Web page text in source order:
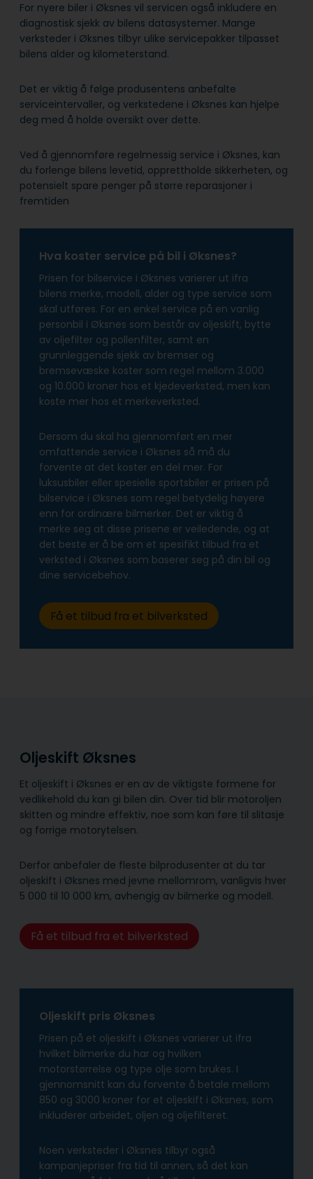
For nyere biler i Øksnes vil servicen også inkludere en
diagnostisk sjekk av bilens datasystemer. Mange
verksteder i Øksnes tilbyr ulike servicepakker tilpasset
bilens alder og kilometerstand.
Det er viktig å følge produsentens anbefalte
serviceintervaller, og verkstedene i Øksnes kan hjelpe
deg med å holde oversikt over dette.
Ved å gjennomføre regelmessig service i Øksnes, kan
du forlenge bilens levetid, opprettholde sikkerheten, og
potensielt spare penger på større reparasjoner i
fremtiden
Hva koster service på bil i Øksnes?
Prisen for bilservice i Øksnes varierer ut ifra
bilens merke, modell, alder og type service som
skal utføres. For en enkel service på en vanlig
personbil i Øksnes som består av oljeskift, bytte
av oljefilter og pollenfilter, samt en
grunnleggende sjekk av bremser og
bremsevæske koster som regel mellom 3.000
og 10.000 kroner hos et kjedeverksted, men kan
koste mer hos et merkeverksted.
Dersom du skal ha gjennomført en mer
omfattende service i Øksnes så må du
forvente at det koster en del mer. For
luksusbiler eller spesielle sportsbiler er prisen på
bilservice i Øksnes som regel betydelig høyere
enn for ordinære bilmerker. Det er viktig å
merke seg at disse prisene er veiledende, og at
det beste er å be om et spesifikt tilbud fra et
verksted i Øksnes som baserer seg på din bil og
dine servicebehov.
Få et tilbud fra et bilverksted
Oljeskift Øksnes
Et oljeskift i Øksnes er en av de viktigste formene for
vedlikehold du kan gi bilen din. Over tid blir motoroljen
skitten og mindre effektiv, noe som kan føre til slitasje
og forrige motorytelsen.
Derfor anbefaler de fleste bilprodusenter at du tar
oljeskift i Øksnes med jevne mellomrom, vanligvis hver
5 000 til 10 000 km, avhengig av bilmerke og modell.
Få et tilbud fra et bilverksted
Oljeskift pris Øksnes
Prisen på et oljeskift i Øksnes varierer ut ifra
hvilket bilmerke du har og hvilken
motorstørrelse og type olje som brukes. I
gjennomsnitt kan du forvente å betale mellom
850 og 3000 kroner for et oljeskift i Øksnes, som
inkluderer arbeidet, oljen og oljefilteret.
Noen verksteder i Øksnes tilbyr også
kampanjepriser fra tid til annen, så det kan